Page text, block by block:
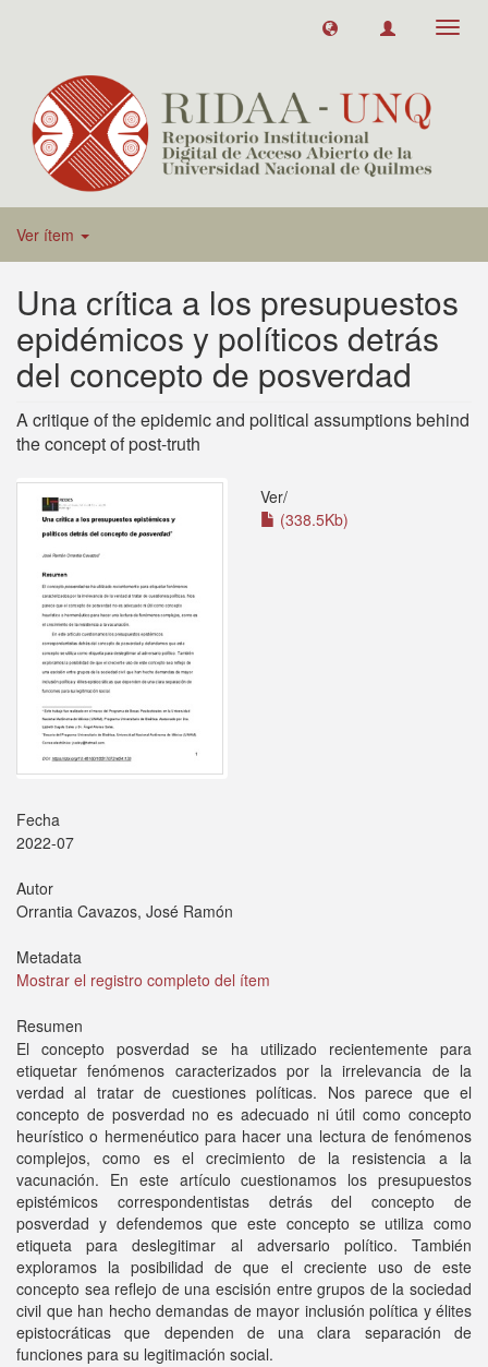
Ver ítem
Una crítica a los presupuestos
epidémicos y políticos detrás
del concepto de posverdad
A critique of the epidemic and political assumptions behind
the concept of post-truth
Ver/
(338.5Kb)
Fecha
2022-07
Autor
Orrantia Cavazos, José Ramón
Metadata
Mostrar el registro completo del ítem
Resumen
El concepto posverdad se ha utilizado recientemente para
etiquetar fenómenos caracterizados por la irrelevancia de la
verdad al tratar de cuestiones políticas. Nos parece que el
concepto de posverdad no es adecuado ni útil como concepto
heurístico o hermenéutico para hacer una lectura de fenómenos
complejos, como es el crecimiento de la resistencia a la
vacunación. En este artículo cuestionamos los presupuestos
epistémicos correspondentistas detrás del concepto de
posverdad y defendemos que este concepto se utiliza como
etiqueta para deslegitimar al adversario político. También
exploramos la posibilidad de que el creciente uso de este
concepto sea reflejo de una escisión entre grupos de la sociedad
civil que han hecho demandas de mayor inclusión política y élites
epistocráticas que dependen de una clara separación de
funciones para su legitimación social.